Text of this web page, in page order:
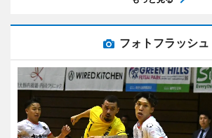
フォトフラッシュ